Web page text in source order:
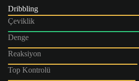
Dribbling
Çeviklik
Denge
Reaksiyon
Top Kontrolü